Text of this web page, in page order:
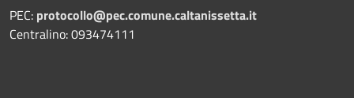
PEC: protocollo@pec.comune.caltanissetta.it
Centralino: 093474111